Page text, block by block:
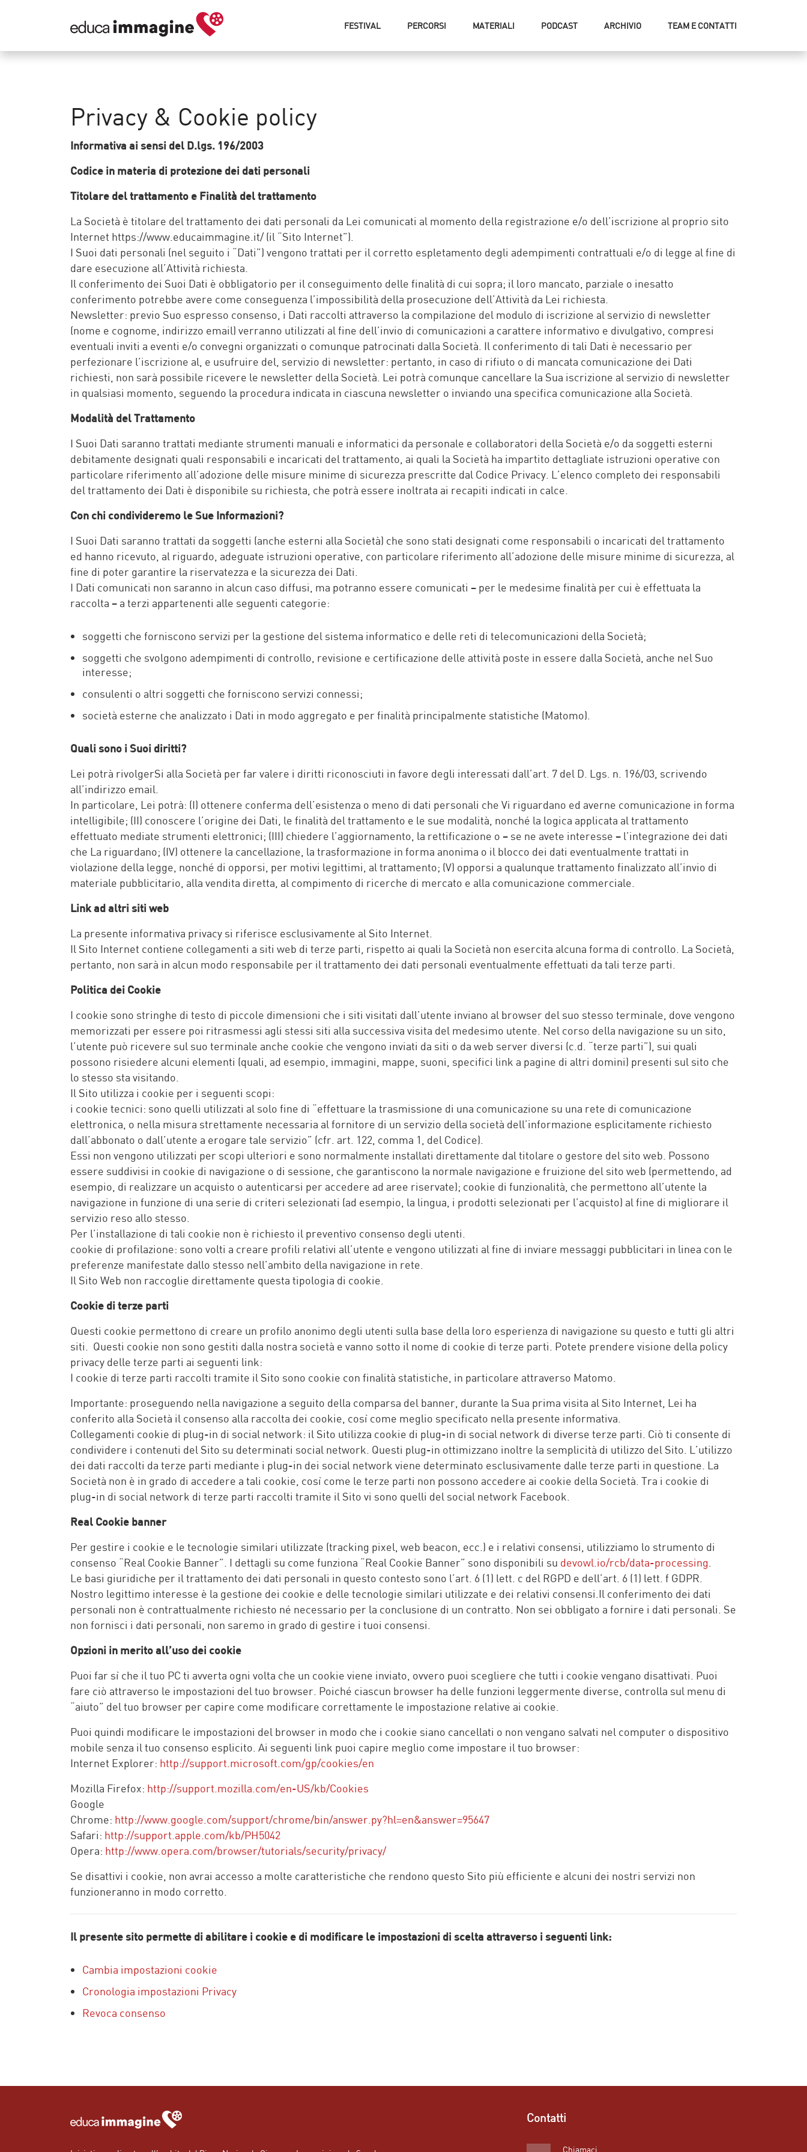
FESTIVAL PERCORSI MATERIALI PODCAST ARCHIVIO TEAM E CONTATTI
Privacy & Cookie policy
Informativa ai sensi del D.lgs. 196/2003
Codice in materia di protezione dei dati personali
Titolare del trattamento e Finalità del trattamento
La Società è titolare del trattamento dei dati personali da Lei comunicati al momento della registrazione e/o dell’iscrizione al proprio sito
Internet https://www.educaimmagine.it/ (il “Sito Internet”).
I Suoi dati personali (nel seguito i “Dati”) vengono trattati per il corretto espletamento degli adempimenti contrattuali e/o di legge al fine di
dare esecuzione all’Attività richiesta.
Il conferimento dei Suoi Dati è obbligatorio per il conseguimento delle finalità di cui sopra; il loro mancato, parziale o inesatto
conferimento potrebbe avere come conseguenza l’impossibilità della prosecuzione dell’Attività da Lei richiesta.
Newsletter: previo Suo espresso consenso, i Dati raccolti attraverso la compilazione del modulo di iscrizione al servizio di newsletter
(nome e cognome, indirizzo email) verranno utilizzati al fine dell’invio di comunicazioni a carattere informativo e divulgativo, compresi
eventuali inviti a eventi e/o convegni organizzati o comunque patrocinati dalla Società. Il conferimento di tali Dati è necessario per
perfezionare l’iscrizione al, e usufruire del, servizio di newsletter: pertanto, in caso di rifiuto o di mancata comunicazione dei Dati
richiesti, non sarà possibile ricevere le newsletter della Società. Lei potrà comunque cancellare la Sua iscrizione al servizio di newsletter
in qualsiasi momento, seguendo la procedura indicata in ciascuna newsletter o inviando una specifica comunicazione alla Società.
Modalità del Trattamento
I Suoi Dati saranno trattati mediante strumenti manuali e informatici da personale e collaboratori della Società e/o da soggetti esterni
debitamente designati quali responsabili e incaricati del trattamento, ai quali la Società ha impartito dettagliate istruzioni operative con
particolare riferimento all’adozione delle misure minime di sicurezza prescritte dal Codice Privacy. L’elenco completo dei responsabili
del trattamento dei Dati è disponibile su richiesta, che potrà essere inoltrata ai recapiti indicati in calce.
Con chi condivideremo le Sue Informazioni?
I Suoi Dati saranno trattati da soggetti (anche esterni alla Società) che sono stati designati come responsabili o incaricati del trattamento
ed hanno ricevuto, al riguardo, adeguate istruzioni operative, con particolare riferimento all’adozione delle misure minime di sicurezza, al
fine di poter garantire la riservatezza e la sicurezza dei Dati.
I Dati comunicati non saranno in alcun caso diffusi, ma potranno essere comunicati – per le medesime finalità per cui è effettuata la
raccolta – a terzi appartenenti alle seguenti categorie:
soggetti che forniscono servizi per la gestione del sistema informatico e delle reti di telecomunicazioni della Società;
soggetti che svolgono adempimenti di controllo, revisione e certificazione delle attività poste in essere dalla Società, anche nel Suo
interesse;
consulenti o altri soggetti che forniscono servizi connessi;
società esterne che analizzato i Dati in modo aggregato e per finalità principalmente statistiche (Matomo).
Quali sono i Suoi diritti?
Lei potrà rivolgerSi alla Società per far valere i diritti riconosciuti in favore degli interessati dall’art. 7 del D. Lgs. n. 196/03, scrivendo
all’indirizzo email.
In particolare, Lei potrà: (I) ottenere conferma dell’esistenza o meno di dati personali che Vi riguardano ed averne comunicazione in forma
intelligibile; (II) conoscere l’origine dei Dati, le finalità del trattamento e le sue modalità, nonché la logica applicata al trattamento
effettuato mediate strumenti elettronici; (III) chiedere l’aggiornamento, la rettificazione o – se ne avete interesse – l’integrazione dei dati
che La riguardano; (IV) ottenere la cancellazione, la trasformazione in forma anonima o il blocco dei dati eventualmente trattati in
violazione della legge, nonché di opporsi, per motivi legittimi, al trattamento; (V) opporsi a qualunque trattamento finalizzato all’invio di
materiale pubblicitario, alla vendita diretta, al compimento di ricerche di mercato e alla comunicazione commerciale.
Link ad altri siti web
La presente informativa privacy si riferisce esclusivamente al Sito Internet.
Il Sito Internet contiene collegamenti a siti web di terze parti, rispetto ai quali la Società non esercita alcuna forma di controllo. La Società,
pertanto, non sarà in alcun modo responsabile per il trattamento dei dati personali eventualmente effettuati da tali terze parti.
Politica dei Cookie
I cookie sono stringhe di testo di piccole dimensioni che i siti visitati dall’utente inviano al browser del suo stesso terminale, dove vengono
memorizzati per essere poi ritrasmessi agli stessi siti alla successiva visita del medesimo utente. Nel corso della navigazione su un sito,
l’utente può ricevere sul suo terminale anche cookie che vengono inviati da siti o da web server diversi (c.d. “terze parti”), sui quali
possono risiedere alcuni elementi (quali, ad esempio, immagini, mappe, suoni, specifici link a pagine di altri domini) presenti sul sito che
lo stesso sta visitando.
Il Sito utilizza i cookie per i seguenti scopi:
i cookie tecnici: sono quelli utilizzati al solo fine di “effettuare la trasmissione di una comunicazione su una rete di comunicazione
elettronica, o nella misura strettamente necessaria al fornitore di un servizio della società dell’informazione esplicitamente richiesto
dall’abbonato o dall’utente a erogare tale servizio” (cfr. art. 122, comma 1, del Codice).
Essi non vengono utilizzati per scopi ulteriori e sono normalmente installati direttamente dal titolare o gestore del sito web. Possono
essere suddivisi in cookie di navigazione o di sessione, che garantiscono la normale navigazione e fruizione del sito web (permettendo, ad
esempio, di realizzare un acquisto o autenticarsi per accedere ad aree riservate); cookie di funzionalità, che permettono all’utente la
navigazione in funzione di una serie di criteri selezionati (ad esempio, la lingua, i prodotti selezionati per l’acquisto) al fine di migliorare il
servizio reso allo stesso.
Per l’installazione di tali cookie non è richiesto il preventivo consenso degli utenti.
cookie di profilazione: sono volti a creare profili relativi all’utente e vengono utilizzati al fine di inviare messaggi pubblicitari in linea con le
preferenze manifestate dallo stesso nell’ambito della navigazione in rete.
Il Sito Web non raccoglie direttamente questa tipologia di cookie.
Cookie di terze parti
Questi cookie permettono di creare un profilo anonimo degli utenti sulla base della loro esperienza di navigazione su questo e tutti gli altri
siti. Questi cookie non sono gestiti dalla nostra società e vanno sotto il nome di cookie di terze parti. Potete prendere visione della policy
privacy delle terze parti ai seguenti link:
I cookie di terze parti raccolti tramite il Sito sono cookie con finalità statistiche, in particolare attraverso Matomo.
Importante: proseguendo nella navigazione a seguito della comparsa del banner, durante la Sua prima visita al Sito Internet, Lei ha
conferito alla Società il consenso alla raccolta dei cookie, così come meglio specificato nella presente informativa.
Collegamenti cookie di plug-in di social network: il Sito utilizza cookie di plug-in di social network di diverse terze parti. Ciò ti consente di
condividere i contenuti del Sito su determinati social network. Questi plug-in ottimizzano inoltre la semplicità di utilizzo del Sito. L’utilizzo
dei dati raccolti da terze parti mediante i plug-in dei social network viene determinato esclusivamente dalle terze parti in questione. La
Società non è in grado di accedere a tali cookie, così come le terze parti non possono accedere ai cookie della Società. Tra i cookie di
plug-in di social network di terze parti raccolti tramite il Sito vi sono quelli del social network Facebook.
Real Cookie banner
Per gestire i cookie e le tecnologie similari utilizzate (tracking pixel, web beacon, ecc.) e i relativi consensi, utilizziamo lo strumento di
consenso “Real Cookie Banner”. I dettagli su come funziona “Real Cookie Banner” sono disponibili su devowl.io/rcb/data-processing
Le basi giuridiche per il trattamento dei dati personali in questo contesto sono l’art. 6 (1) lett. c del RGPD e dell’art. 6 (1) lett. f GDPR.
Nostro legittimo interesse è la gestione dei cookie e delle tecnologie similari utilizzate e dei relativi consensi.Il conferimento dei dati
personali non è contrattualmente richiesto né necessario per la conclusione di un contratto. Non sei obbligato a fornire i dati personali. Se
non fornisci i dati personali, non saremo in grado di gestire i tuoi consensi.
Opzioni in merito all’uso dei cookie
Puoi far sì che il tuo PC ti avverta ogni volta che un cookie viene inviato, ovvero puoi scegliere che tutti i cookie vengano disattivati. Puoi
fare ciò attraverso le impostazioni del tuo browser. Poiché ciascun browser ha delle funzioni leggermente diverse, controlla sul menu di
“aiuto” del tuo browser per capire come modificare correttamente le impostazione relative ai cookie.
Puoi quindi modificare le impostazioni del browser in modo che i cookie siano cancellati o non vengano salvati nel computer o dispositivo
mobile senza il tuo consenso esplicito. Ai seguenti link puoi capire meglio come impostare il tuo browser:
Internet Explorer: http://support.microsoft.com/gp/cookies/en
Mozilla Firefox: http://support.mozilla.com/en-US/kb/Cookies
Google
Chrome: http://www.google.com/support/chrome/bin/answer.py?hl=en&answer=95647
Safari: http://support.apple.com/kb/PH5042
Opera: http://www.opera.com/browser/tutorials/security/privacy/
Se disattivi i cookie, non avrai accesso a molte caratteristiche che rendono questo Sito più efficiente e alcuni dei nostri servizi non
funzioneranno in modo corretto.
Il presente sito permette di abilitare i cookie e di modificare le impostazioni di scelta attraverso i seguenti link:
Cambia impostazioni cookie
Cronologia impostazioni Privacy
Revoca consenso
Contatti
Chiamaci